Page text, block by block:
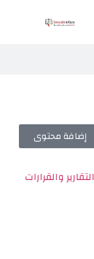
إضافة محتوى
التقارير والقرارات